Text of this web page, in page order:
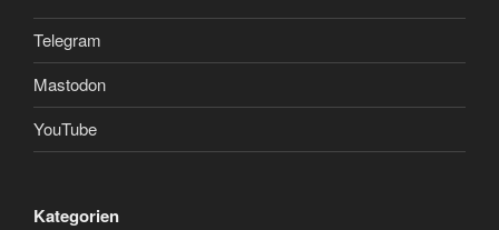
Telegram
Mastodon
YouTube
Kategorien